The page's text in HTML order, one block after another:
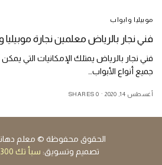
موبيليا وابواب
فني نجار بالرياض معلمين نجارة
فني نجار بالرياض يمتلك الإمكانيات التي
جميع أنواع الأبواب…
أغسطس 14, 2020 0 SHARES
الحقوق محفوظة © معلم
تصميم وتسويق: سبأ تك 967770422300